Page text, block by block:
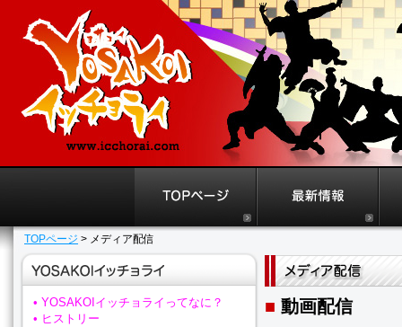
TOPページ > メディア配信
■ 動画配信
• YOSAKOIイッチョライってなに？
• ヒストリー